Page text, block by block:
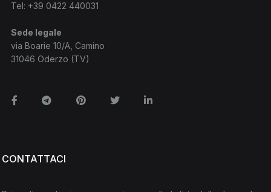
Tel: +39 0422 440031
Sede legale
via Boarie 10/A, Camino
31046 Oderzo (TV)
FacebookTelegramPinterestTwitterLinkedin
CONTATTACI